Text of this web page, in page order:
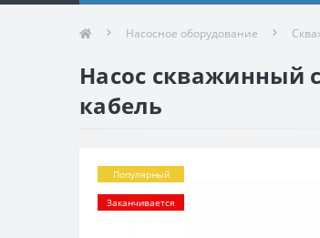
Насосное оборудование
Насос скважинный
кабель
Популярный
Заканчивается